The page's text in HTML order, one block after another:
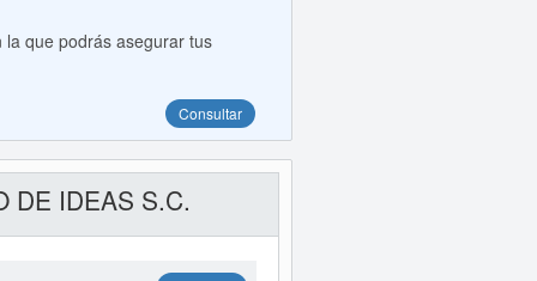
que podrás asegurar tus
Consultar
DE IDEAS S.C.